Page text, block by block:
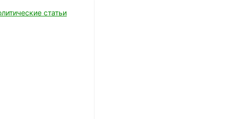
статьи